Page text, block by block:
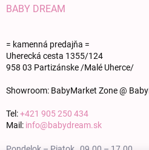
BABY DREAM
= kamenná predajňa =
Uherecká cesta 1355/124
958 03 Partizánske /Malé Uherce/
Showroom: BabyMarket Zone @
Tel:+421 905 250 434
Mail: info@babydream.sk